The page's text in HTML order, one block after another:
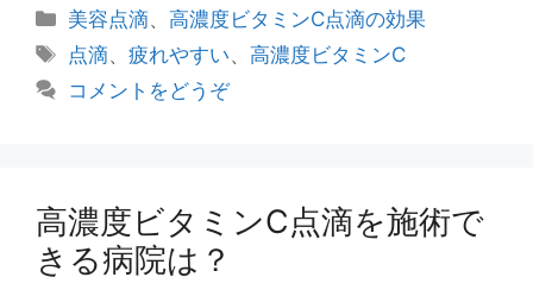
カ
テ
ゴ
リ
美容点滴、高濃度ビタミンC点滴の効果
タ
点滴、疲れやすい、高濃度ビタミンC
コメントをどうぞ
高濃度ビタミンC点滴を施術で
きる病院は？